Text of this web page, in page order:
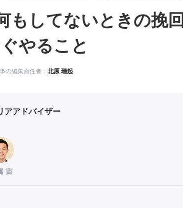
もしてないときの挽回
やること
の編集責任者： 北原 瑞起
アアドバイザー
宙